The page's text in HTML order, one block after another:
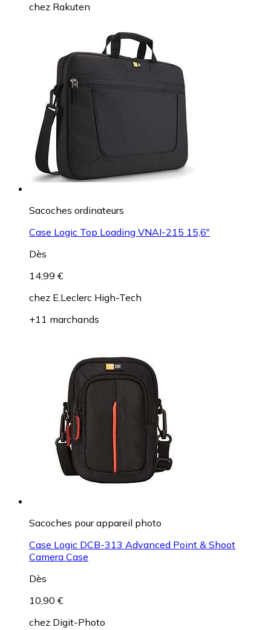
chez Rakuten
Sacoches ordinateurs
Case Logic Top Loading VNAI-215 15,6"
Dès
14,99 €
chez E.Leclerc High-Tech
+11 marchands
Sacoches pour appareil photo
Case Logic DCB-313 Advanced Point & Shoot
Camera Case
Dès
10,90 €
chez Digit-Photo